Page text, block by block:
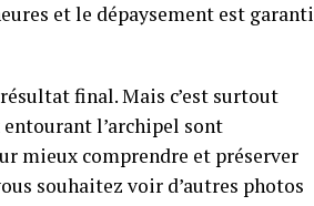
et le dépaysement est garanti
final. Mais c’est surtout
entourant l’archipel sont
mieux comprendre et préserver
souhaitez voir d’autres photos